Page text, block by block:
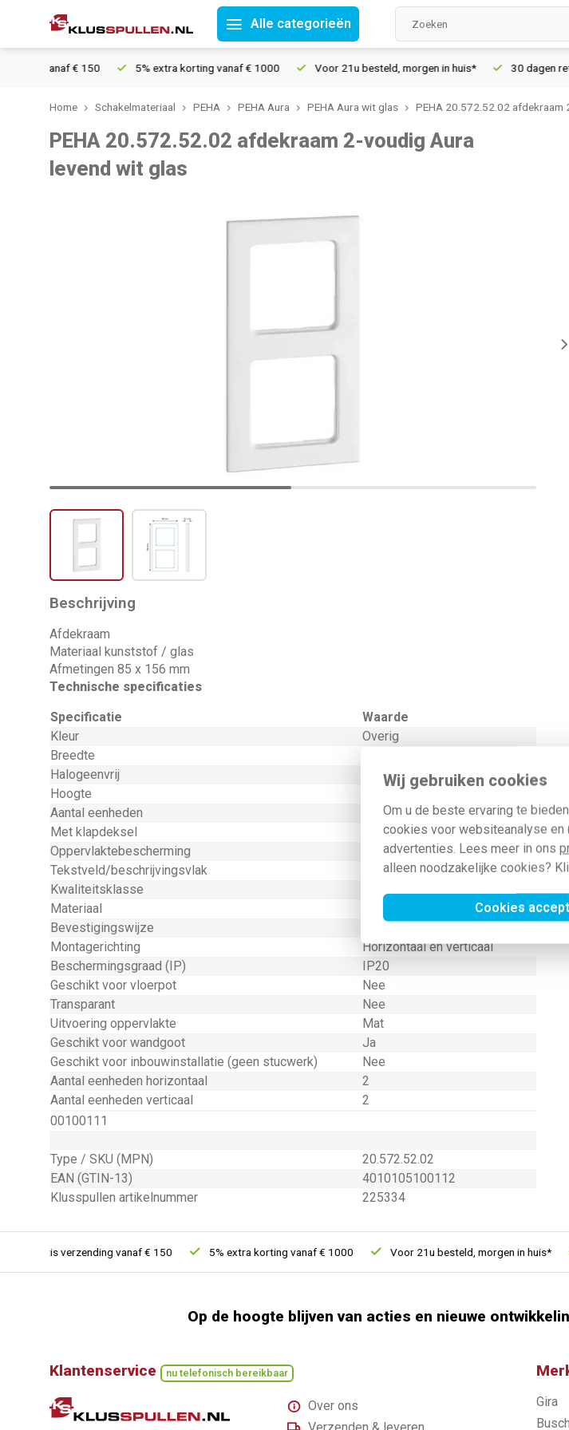
Wij gebruiken cookies
Om u de beste ervaring te
cookies voor websiteanalyse en
advertenties. Lees meer in ons
alleen noodzakelijke cookies?
Cookies
Alle categorieën
vanaf € 150 5% extra korting vanaf € 1000 Voor 21u besteld, morgen in huis* 30 dagen
Home Schakelmateriaal PEHA PEHA Aura PEHA Aura wit glas PEHA 20.572.52.02 afdekraam
PEHA 20.572.52.02 afdekraam 2-voudig Aura
levend wit glas
Beschrijving
Afdekraam
Materiaal kunststof / glas
Afmetingen 85 x 156 mm
Technische specificaties
Specificatie
Waarde
Kleur
Overig
Breedte
Halogeenvrij
Hoogte
156 Millimeter
Aantal eenheden
Met klapdeksel
Nee
Oppervlaktebescherming
Geen (onbehandeld)
Tekstveld/beschrijvingsvlak
Nee
Kwaliteitsklasse
Materiaal
Bevestigingswijze
Montagerichting
Horizontaal en verticaal
Beschermingsgraad (IP)
IP20
Geschikt voor vloerpot
Nee
Transparant
Nee
Uitvoering oppervlakte
Mat
Geschikt voor wandgoot
Ja
Geschikt voor inbouwinstallatie (geen stucwerk)
Nee
Aantal eenheden horizontaal
2
Aantal eenheden verticaal
2
00100111
Type / SKU (MPN)
20.572.52.02
EAN (GTIN-13)
4010105100112
Klusspullen artikelnummer
225334
Gratis verzending vanaf € 150 5% extra korting vanaf € 1000 Voor 21u besteld, morgen in huis*
Op de hoogte blijven van acties en nieuwe
Klantenservice nu telefonisch bereikbaar
Over ons
Gira